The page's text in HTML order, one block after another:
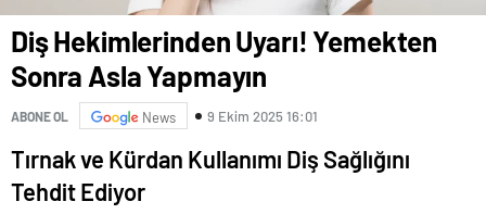
Diş Hekimlerinden Uyarı! Yemekten
Sonra Asla Yapmayın
ABONE OL News 9 Ekim 2025 16:01
Tırnak ve Kürdan Kullanımı Diş Sağlığını
Tehdit Ediyor